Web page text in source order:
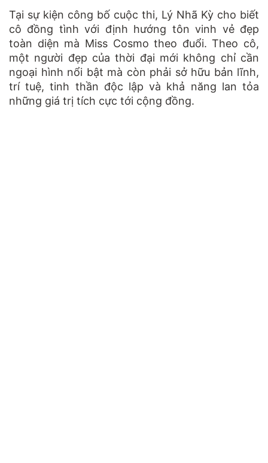
Tại sự kiện công bố cuộc thi, Lý Nhã Kỳ cho biết
cô đồng tình với định hướng tôn vinh vẻ đẹp
toàn diện mà Miss Cosmo theo đuổi. Theo cô,
một người đẹp của thời đại mới không chỉ cần
ngoại hình nổi bật mà còn phải sở hữu bản lĩnh,
trí tuệ, tinh thần độc lập và khả năng lan tỏa
những giá trị tích cực tới cộng đồng.